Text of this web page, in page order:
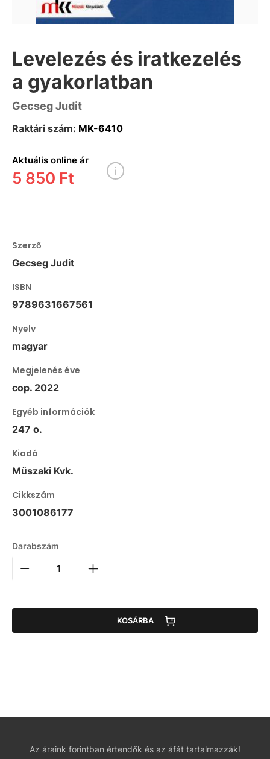
Levelezés és iratkezelés
a gyakorlatban
Gecseg Judit
Raktári szám: MK-6410
Aktuális online ár
5 850 Ft
Szerző
Gecseg Judit
ISBN
9789631667561
Nyelv
magyar
Megjelenés éve
cop. 2022
Egyéb információk
247 o.
Kiadó
Műszaki Kvk.
Cikkszám
3001086177
Darabszám
KOSÁRBA
Az áraink forintban értendők és az áfát tartalmazzák!